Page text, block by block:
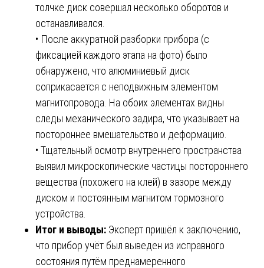
толчке диск совершал несколько оборотов и
останавливался.
• После аккуратной разборки прибора (с
фиксацией каждого этапа на фото) было
обнаружено, что алюминиевый диск
соприкасается с неподвижным элементом
магнитопровода. На обоих элементах видны
следы механического задира, что указывает на
постороннее вмешательство и деформацию.
• Тщательный осмотр внутреннего пространства
выявил микроскопические частицы постороннего
вещества (похожего на клей) в зазоре между
диском и постоянным магнитом тормозного
устройства.
Итог и выводы: Эксперт пришёл к заключению,
что прибор учёт был выведен из исправного
состояния путём преднамеренного